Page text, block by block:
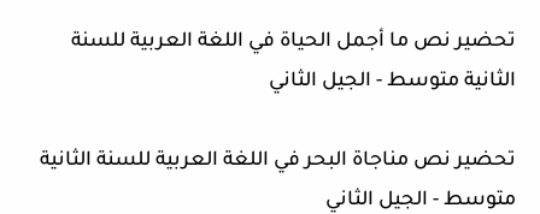
تحضير نص ما أجمل الحياة في اللغة العربية للسنة
الثانية متوسط - الجيل الثاني
تحضير نص مناجاة البحر في اللغة العربية للسنة الثانية
متوسط - الجيل الثاني